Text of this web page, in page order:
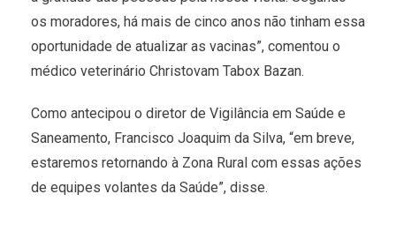
os moradores, há mais de cinco anos não tinham essa
oportunidade de atualizar as vacinas”, comentou o
médico veterinário Christovam Tabox Bazan.
Como antecipou o diretor de Vigilância em Saúde e
Saneamento, Francisco Joaquim da Silva, “em breve,
estaremos retornando à Zona Rural com essas ações
de equipes volantes da Saúde”, disse.